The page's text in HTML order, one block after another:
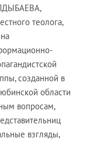
теолога,
созданной в
области
вопросам,
взгляды,